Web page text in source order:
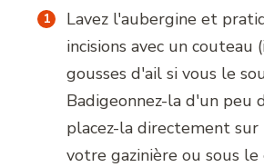
Lavez l'aubergine et
incisions avec un couteau
gousses d'ail si vous le
Badigeonnez-la d'un peu
placez-la directement
votre gazinière ou sous